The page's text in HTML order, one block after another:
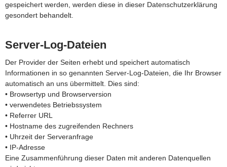
gespeichert werden, werden diese in dieser Datenschutzerklärung
gesondert behandelt.
Server-Log-Dateien
Der Provider der Seiten erhebt und speichert automatisch
Informationen in so genannten Server-Log-Dateien, die Ihr Browser
automatisch an uns übermittelt. Dies sind:
• Browsertyp und Browserversion
• verwendetes Betriebssystem
• Referrer URL
• Hostname des zugreifenden Rechners
• Uhrzeit der Serveranfrage
• IP-Adresse
Eine Zusammenführung dieser Daten mit anderen Datenquellen